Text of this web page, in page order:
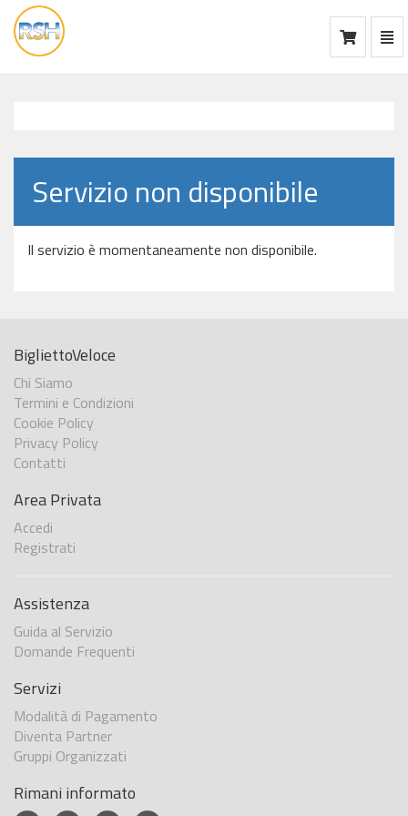
vai
alla
Servizio non disponibile
Il servizio è momentaneamente non disponibile.
BigliettoVeloce
Chi Siamo
Termini e Condizioni
Cookie Policy
Privacy Policy
Contatti
Area Privata
Accedi
Registrati
Assistenza
Guida al Servizio
Domande Frequenti
Servizi
Modalità di Pagamento
Diventa Partner
Gruppi Organizzati
Rimani informato